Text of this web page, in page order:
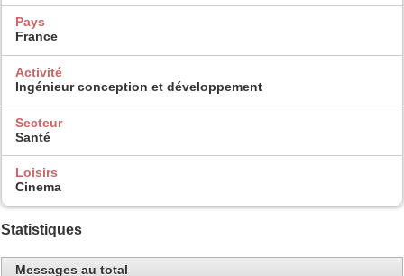
Pays
France
Activité
Ingénieur conception et développement
Secteur
Santé
Loisirs
Cinema
Statistiques
Messages au total